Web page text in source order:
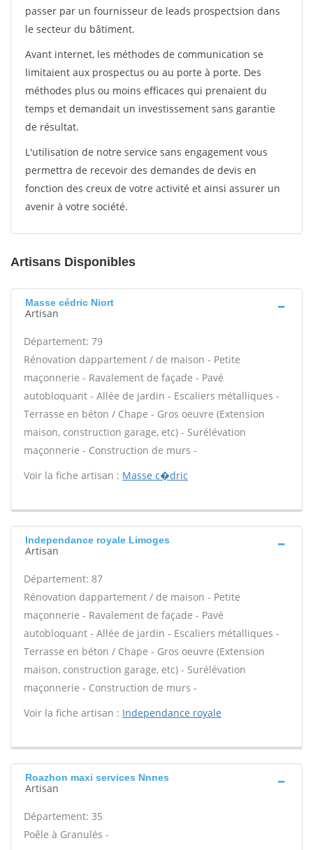
passer par un fournisseur de leads prospectsion dans
le secteur du bâtiment.
Avant internet, les méthodes de communication se
limitaient aux prospectus ou au porte à porte. Des
méthodes plus ou moins efficaces qui prenaient du
temps et demandait un investissement sans garantie
de résultat.
L'utilisation de notre service sans engagement vous
permettra de recevoir des demandes de devis en
fonction des creux de votre activité et ainsi assurer un
avenir à votre société.
Artisans Disponibles
Masse cédric Niort
Artisan
Département: 79
Rénovation dappartement / de maison - Petite
maçonnerie - Ravalement de façade - Pavé
autobloquant - Allée de jardin - Escaliers métalliques -
Terrasse en béton / Chape - Gros oeuvre (Extension
maison, construction garage, etc) - Surélévation
maçonnerie - Construction de murs -
Voir la fiche artisan : Masse c�dric
Independance royale Limoges
Artisan
Département: 87
Rénovation dappartement / de maison - Petite
maçonnerie - Ravalement de façade - Pavé
autobloquant - Allée de jardin - Escaliers métalliques -
Terrasse en béton / Chape - Gros oeuvre (Extension
maison, construction garage, etc) - Surélévation
maçonnerie - Construction de murs -
Voir la fiche artisan : Independance royale
Roazhon maxi services Nnnes
Artisan
Département: 35
Poêle à Granulés -